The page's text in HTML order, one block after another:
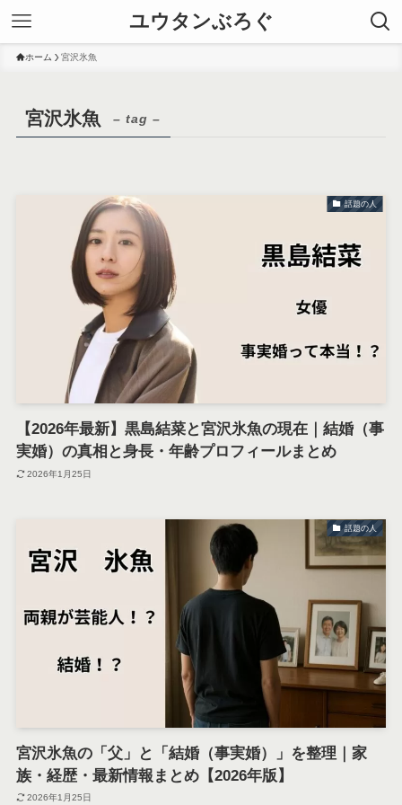
ユウタンぶろぐ
ホーム 宮沢氷魚
宮沢氷魚 – tag –
話題の人
【2026年最新】黒島結菜と宮沢氷魚の現在｜結婚（事
実婚）の真相と身長・年齢プロフィールまとめ
2026年1月25日
話題の人
宮沢氷魚の「父」と「結婚（事実婚）」を整理｜家
族・経歴・最新情報まとめ【2026年版】
2026年1月25日